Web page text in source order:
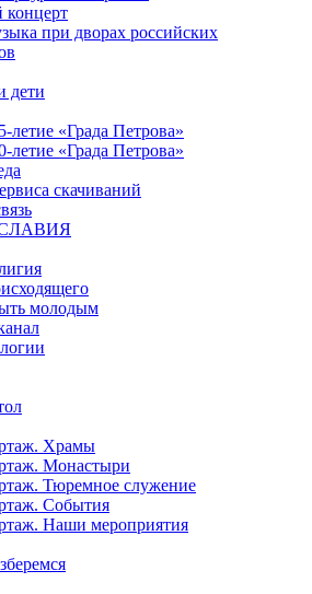
концерт
при дворах российских
дети
«Града Петрова»
«Града Петрова»
скачиваний
молодым
Храмы
Монастыри
Тюремное служение
События
Наши мероприятия